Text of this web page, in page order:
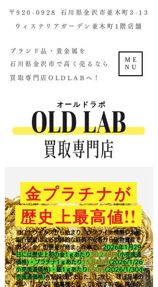
ME
NU
金プラチナが
歴史上最高値!!
コロナウイルスから始まり、ウクライナ情勢や米国
銀行破綻による世界的な経済不安等から現物資産で
ある「金」の需要が高まった事で、2026年1月29
日には歴史上初の金1ｇあたり30,248円 (小売流通
価格)・プラチナ1ｇあたり15,846円 (2026/1/26
小売流通価格)・銀1ｇあたり650円 (2026/1/30小
売流通価格)を記録致しました。​しかし、ほぼ足場の
ない「バブル」的高騰となっていますので、高値の
​〒920-0928 石川県金沢市並木町3-13
ウィステリアガーデン並木町1階店舗​
ブランド品・貴金属を
石川県金沢市で高く売るなら
買取専門店OLDLABへ！
オールドラボ